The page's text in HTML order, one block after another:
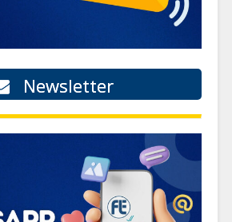
Newsletter